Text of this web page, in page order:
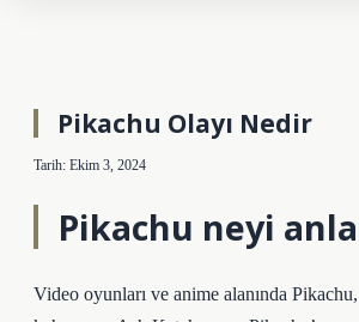
Pikachu Olayı Nedir
Tarih: Ekim 3, 2024
Pikachu neyi
Video oyunları ve anime alanında